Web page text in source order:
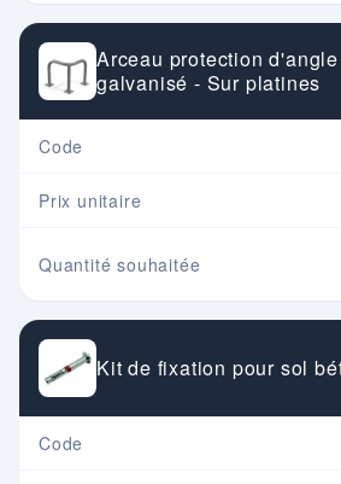
Arceau protection
galvanisé - Sur platines
Code
Prix unitaire
Quantité souhaitée
Kit de fixation pour sol
Code